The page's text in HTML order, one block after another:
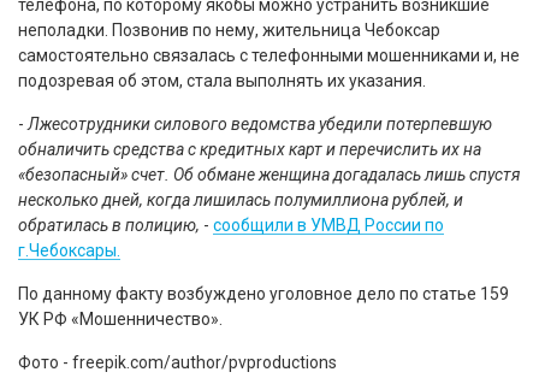
телефона, по которому якобы можно устранить возникшие
неполадки. Позвонив по нему, жительница Чебоксар
самостоятельно связалась с телефонными мошенниками и, не
подозревая об этом, стала выполнять их указания.
- Лжесотрудники силового ведомства убедили потерпевшую
обналичить средства с кредитных карт и перечислить их на
«безопасный» счет. Об обмане женщина догадалась лишь спустя
несколько дней, когда лишилась полумиллиона рублей, и
обратилась в полицию, - сообщили в УМВД России по
г.Чебоксары.
По данному факту возбуждено уголовное дело по статье 159
УК РФ «Мошенничество».
Фото - freepik.com/author/pvproductions